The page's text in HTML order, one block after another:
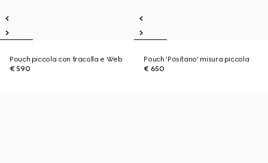
Pouch piccola con tracolla e Web
€ 590
Pouch 'Positano' misura piccola
€ 650